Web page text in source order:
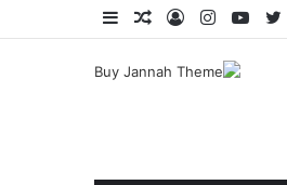
مقال تسجيل
انستقرام يوتيوب تويتر
فيسبوك